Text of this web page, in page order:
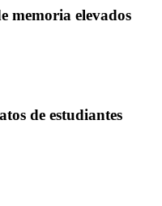
memoria elevados
de estudiantes